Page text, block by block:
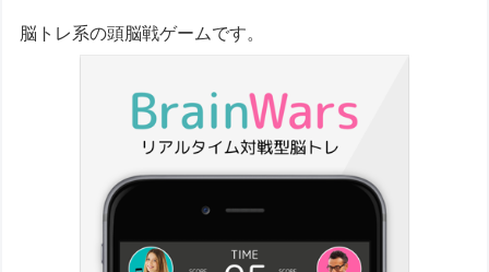
脳トレ系の頭脳戦ゲームです。